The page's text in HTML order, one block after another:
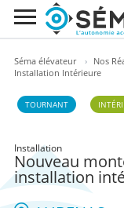
Séma élévateur › Nos
Installation Intérieure
TOURNANT
Installation
Nouveau
installation